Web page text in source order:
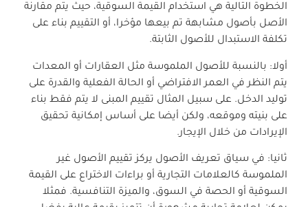
الخطوة التالية هي استخدام القيمة السوقية، حيث يتم مقارنة
الأصل بأصول مشابهة تم بيعها مؤخرا، أو التقييم بناء على
تكلفة الاستبدال للأصول الثابتة.
أولا: بالنسبة للأصول الملموسة مثل العقارات أو المعدات
يتم النظر في العمر الافتراضي أو الحالة الفعلية والقدرة على
توليد الدخل. على سبيل المثال تقييم المبنى لا يتم فقط بناء
على بنيته وموقعه، ولكن أيضا على أساس إمكانية تحقيق
الإيرادات من خلال الإيجار.
ثانيا: في سياق تعريف الأصول يركز تقييم الأصول غير
الملموسة كالعلامات التجارية أو براءات الاختراع على القيمة
السوقية أو الحصة في السوق، والميزة التنافسية. فمثلا